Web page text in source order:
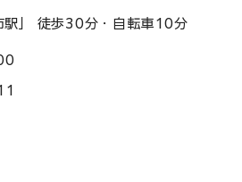
駅」 徒歩30分・自転車10分